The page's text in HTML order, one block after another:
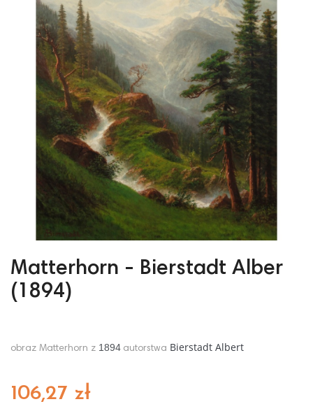
Matterhorn - Bierstadt Alber
(1894)
obraz Matterhorn z 1894 autorstwa Bierstadt Albert
106,27 zł